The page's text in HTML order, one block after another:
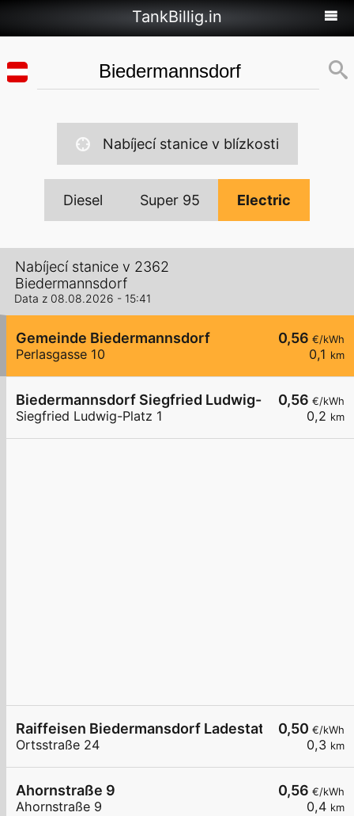
TankBillig.in
Nabíjecí stanice v blízkosti
Diesel Super 95 Electric
Nabíjecí stanice v 2362
Biedermannsdorf
Data z 08.08.2026 - 15:41
0,56 €/kWh
0,1 km
Gemeinde Biedermannsdorf
Perlasgasse 10
0,56 €/kWh
0,2 km
Biedermannsdorf Siegfried Ludwig-Platz
Siegfried Ludwig-Platz 1
0,50 €/kWh
0,3 km
Raiffeisen Biedermansdorf Ladestation
Ortsstraße 24
0,56 €/kWh
0,4 km
Ahornstraße 9
Ahornstraße 9